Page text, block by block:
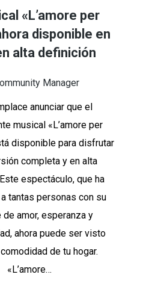
«L’amore per
disponible en
alta definición
Manager
anunciar que el
musical «L’amore per
disponible para disfrutar
completa y en alta
espectáculo, que ha
tantas personas con su
de amor, esperanza y
ahora puede ser visto
de tu hogar.
«L’amore…